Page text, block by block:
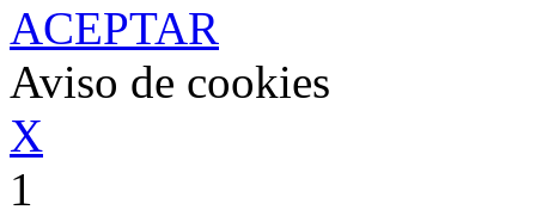
ACEPTAR
Aviso de cookies
X
1